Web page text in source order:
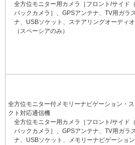
全方位モニター用カメラ［フロント/サイド
バックカメラ］、GPSアンテナ、TV用ガラ
ナ、USBソケット、 ステアリングオーディ
（スペーシアのみ）
全方位モニター付メモリーナビゲーション・
クト対応通信機
全方位モニター用カメラ［フロント/サイド
バックカメラ］、GPSアンテナ、TV用ガラ
ナ、USBソケット、メモリーナビゲーション